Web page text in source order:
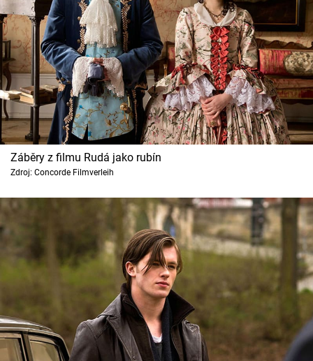
Záběry z filmu Rudá jako rubín
Zdroj: Concorde Filmverleih